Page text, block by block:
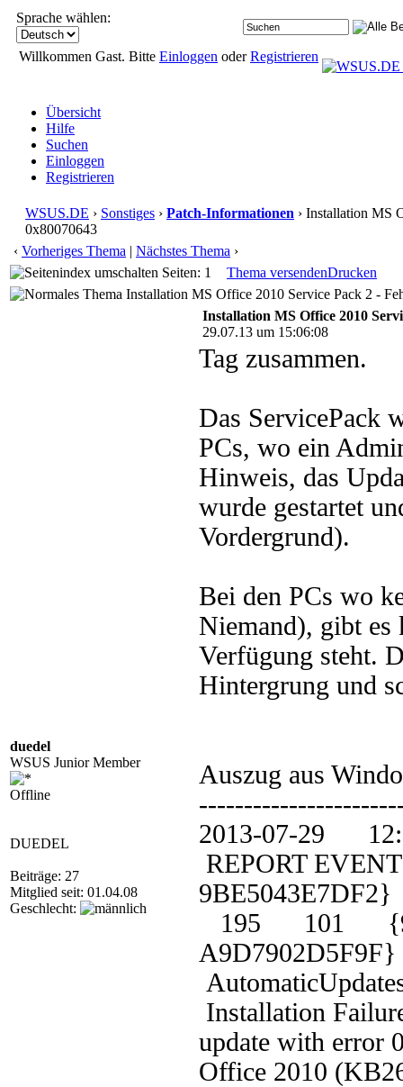
Sprache wählen:
Willkommen Gast. Bitte Einloggen oderRegistrieren
Übersicht
Hilfe
Suchen
Einloggen
Registrieren
WSUS.DE › Sonstiges › Patch-Informationen › Installation MS
0x80070643
‹ Vorheriges Thema | Nächstes Thema ›
Seiten: 1
Thema versendenDrucken
Installation MS Office 2010 Service Pack 2 -
duedel
WSUS Junior Member
Offline
DUEDEL
Beiträge: 27
Mitglied seit: 01.04.08
Geschlecht:
Installation MS Office 2010
29.07.13 um 15:06:08
Tag zusammen.
Das ServicePack
PCs, wo ein
Hinweis, das
wurde gestartet
Vordergrund).
Bei den PCs wo
Niemand), gibt es
Verfügung steht.
Hintergrung und
Auszug aus
2013-07-29
REPORT
195 101
Installation
update with error
Office 2010